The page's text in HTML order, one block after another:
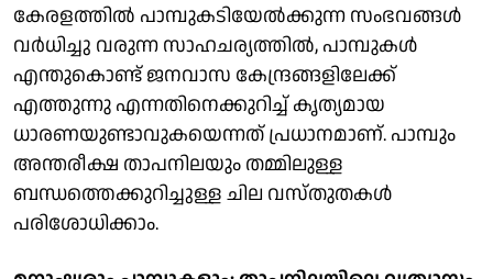
കേരളത്തിൽ പാമ്പുകടിയേൽക്കുന്ന സംഭവങ്ങൾ
വർധിച്ചു വരുന്ന സാഹചര്യത്തിൽ, പാമ്പുകൾ
എന്തുകൊണ്ട് ജനവാസ കേന്ദ്രങ്ങളിലേക്ക്
എത്തുന്നു എന്നതിനെക്കുറിച്ച് കൃത്യമായ
ധാരണയുണ്ടാവുകയെന്നത് പ്രധാനമാണ്. പാമ്പും
അന്തരീക്ഷ താപനിലയും തമ്മിലുള്ള
ബന്ധത്തെക്കുറിച്ചുള്ള ചില വസ്തുതകൾ
പരിശോധിക്കാം.